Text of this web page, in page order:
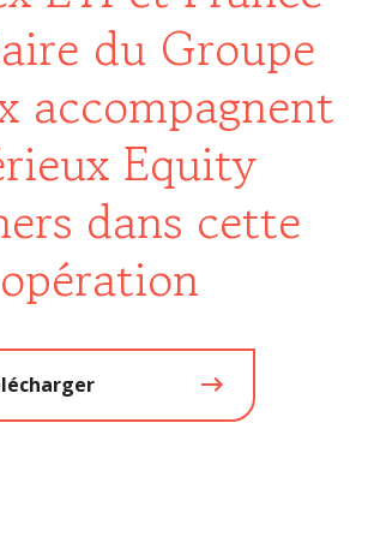
du Groupe
accompagnent
Equity
dans cette
opération